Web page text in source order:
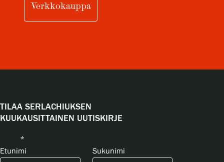
Verkkokauppa
TILAA SERLACHIUKSEN
KUUKAUSITTAINEN UUTISKIRJE
*
Etunimi
Sukunimi